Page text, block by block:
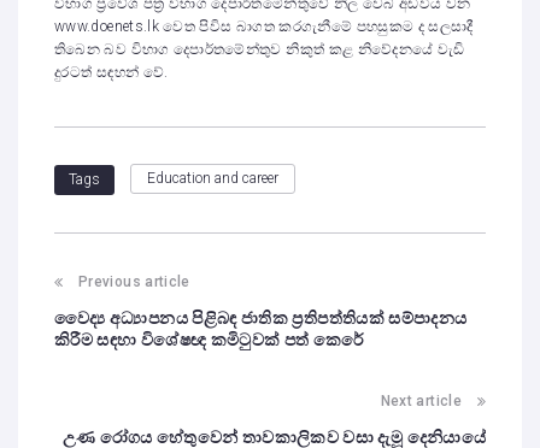
විභාග ප්‍රවේශ පත්‍ර විභාග දෙපාර්තමේන්තුවේ නිල වෙබ් අඩවිය වන
www.doenets.lk වෙත පිවිස බාගත කරගැනීමේ පහසුකම ද සලසාදී
ති‌බෙන බව විභාග දෙපාර්තමේන්තුව නිකුත් කළ නිවේදනයේ වැඩි
දුරටත් සඳහන් වේ.
Tags Education and career
Previous article
වෛද්‍ය අධ්‍යාපනය පිළිබඳ ජාතික ප්‍රතිපත්තියක් සම්පාදනය
කිරීම සඳහා විශේෂඥ කමිටුවක් පත් කෙරේ
Next article
උණ රෝගය හේතුවෙන් තාවකාලිකව වසා දැමූ දෙනියායේ